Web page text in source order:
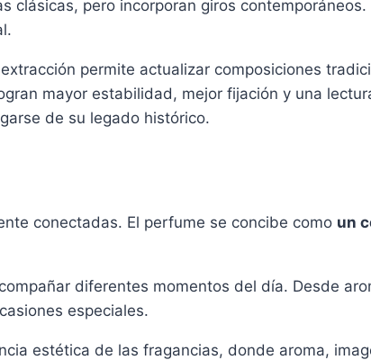
clásicas, pero incorporan giros
permite actualizar composiciones
mayor estabilidad, mejor fijación y una
de su legado histórico.
conectadas. El perfume se concibe como un
diferentes momentos del día. Desde
especiales.
estética de las fragancias, donde aroma,